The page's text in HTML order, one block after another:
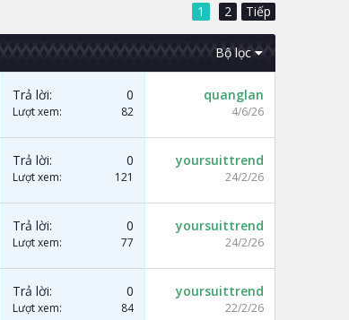
1 2 Tiếp
Bộ lọc
Trả lời 0
Lượt xem 82
quanglan
4/6/26
Trả lời 0
Lượt xem 121
yoursuittrend
24/2/26
Trả lời 0
Lượt xem 77
yoursuittrend
24/2/26
Trả lời 0
Lượt xem 84
yoursuittrend
22/2/26